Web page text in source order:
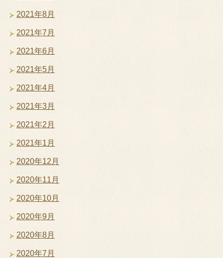
2021年8月
2021年7月
2021年6月
2021年5月
2021年4月
2021年3月
2021年2月
2021年1月
2020年12月
2020年11月
2020年10月
2020年9月
2020年8月
2020年7月